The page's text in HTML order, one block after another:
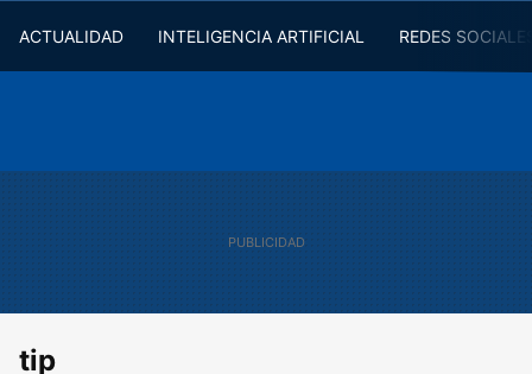
ACTUALIDAD INTELIGENCIA ARTIFICIAL REDES
tip